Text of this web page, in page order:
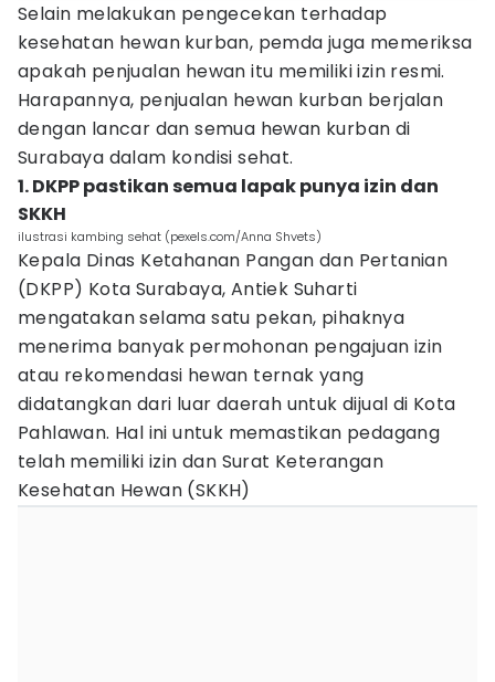
Selain melakukan pengecekan terhadap
kesehatan hewan kurban, pemda juga memeriksa
apakah penjualan hewan itu memiliki izin resmi.
Harapannya, penjualan hewan kurban berjalan
dengan lancar dan semua hewan kurban di
Surabaya dalam kondisi sehat.
1. DKPP pastikan semua lapak punya izin dan
SKKH
ilustrasi kambing sehat (pexels.com/Anna Shvets)
Kepala Dinas Ketahanan Pangan dan Pertanian
(DKPP) Kota Surabaya, Antiek Suharti
mengatakan selama satu pekan, pihaknya
menerima banyak permohonan pengajuan izin
atau rekomendasi hewan ternak yang
didatangkan dari luar daerah untuk dijual di Kota
Pahlawan. Hal ini untuk memastikan pedagang
telah memiliki izin dan Surat Keterangan
Kesehatan Hewan (SKKH)